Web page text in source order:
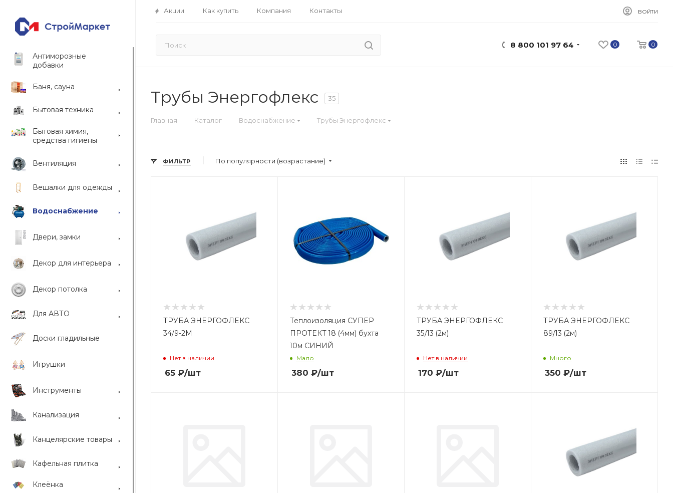
Акции Как купить Компания Контакты ВОЙТИ
0 0
8 800 101 97 64
Антиморозные
добавки
Баня, сауна
Бытовая техника
Бытовая химия,
средства гигиены
Вентиляция
Вешалки для одежды
Водоснабжение
Двери, замки
Декор для интерьера
Декор потолка
Для АВТО
Доски гладильные
Игрушки
Инструменты
Канализация
Канцелярские товары
Кафельная плитка
Клеёнка
Трубы Энергофлекс 35
Главная — Каталог — Водоснабжение — Трубы Энергофлекс
ФИЛЬТР По популярности (возрастание)
ТРУБА ЭНЕРГОФЛЕКС
34/9-2М
Нет в наличии
65 ₽/шт
Теплоизоляция СУПЕР
ПРОТЕКТ 18 (4мм) бухта
10м СИНИЙ
Мало
380 ₽/шт
ТРУБА ЭНЕРГОФЛЕКС
35/13 (2м)
Нет в наличии
170 ₽/шт
ТРУБА ЭНЕРГОФЛЕКС
89/13 (2м)
Много
350 ₽/шт